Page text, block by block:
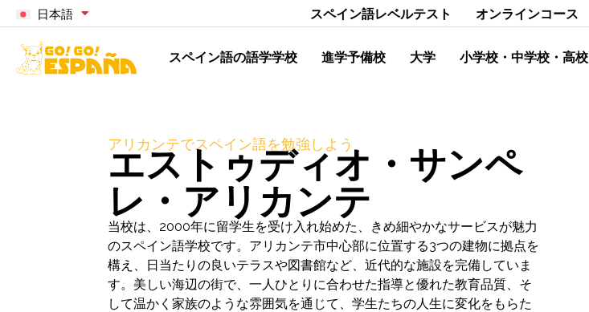
日本語 スペイン語レベルテスト オンラインコース
スペイン語の語学学校 進学予備校 大学 小学校・中学校・高校
アリカンテでスペイン語を勉強しよう
エストゥディオ・サンペ
レ・アリカンテ
当校は、2000年に留学生を受け入れ始めた、きめ細やかなサービスが魅力
のスペイン語学校です。アリカンテ市中心部に位置する3つの建物に拠点を
構え、日当たりの良いテラスや図書館など、近代的な施設を完備していま
す。美しい海辺の街で、一人ひとりに合わせた指導と優れた教育品質、そ
して温かく家族のような雰囲気を通じて、学生たちの人生に変化をもらた